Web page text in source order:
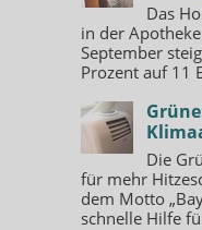
Das
in der
September
Prozent auf 11
Die
für mehr
dem Motto
schnelle Hilfe